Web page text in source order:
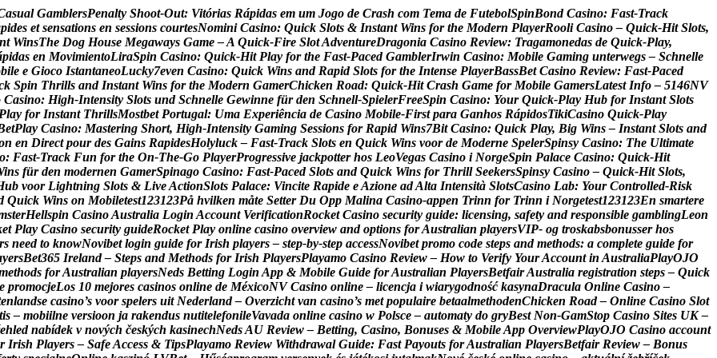
asual GamblersPenalty Shoot-Out: Vitórias Rápidas em um Jogo de Crash com Tema de FutebolSpinBond Casino: Fast‑Track
pides et sensations en sessions courtesNomini Casino: Quick Slots & Instant Wins for the Modern PlayerRooli Casino – Quick‑Hit Slots,
nt WinsThe Dog House Megaways Game –A Quick‑Fire SlotAdventureDragonia Casino Review: Tragamonedas de Quick‑Play,
pidas en MovimientoLiraSpin Casino: Quick‑Hit Play for the Fast‑Paced GamblerIrwin Casino: Mobile Gaming unterwegs – Schnelle
bile e Gioco IstantaneoLucky7even Casino: Quick Wins and Rapid Slots for the Intense PlayerBassBet Casino Review: Fast‑Paced
k Spin Thrills and Instant Wins for the Modern GamerChicken Road: Quick‑Hit Crash Game for Mobile GamersLatest Info – 5146NV
Casino: High‑Intensity Slots und Schnelle Gewinne für den Schnell‑SpielerFreeSpin Casino: Your Quick‑Play Hub for Instant Slots
Play for Instant ThrillsMostbet Portugal: Uma Experiência de Casino Mobile‑First para Ganhos RápidosTikiCasino Quick‑Play
etPlay Casino: Mastering Short, High‑Intensity Gaming Sessions for Rapid Wins7Bit Casino: Quick Play, Big Wins – Instant Slots and
n en Direct pour des Gains RapidesHolyluck – Fast‑Track Slots en Quick Wins voor de Moderne SpelerSpinsy Casino: The Ultimate
o: Fast‑Track Fun for the On‑The‑Go PlayerProgressive jackpotter hos LeoVegas Casino i NorgeSpin Palace Casino: Quick‑Hit
ins für den modernen GamerSpinago Casino: Fast‑Paced Slots and Quick Wins for Thrill SeekersSpinsy Casino – Quick‑Hit Slots,
ub voor Lightning Slots & LiveActionSlots Palace: Vincite Rapide eAzione adAlta Intensità SlotsCasino Lab: Your Controlled‑Risk
Quick Wins on Mobiletest123123På hvilken måte Setter Du Opp Malina Casino-appen Trinn for Trinn i Norgetest123123En smartere
sterHellspin CasinoAustralia Login Account VerificationRocket Casino security guide: licensing, safety and responsible gamblingLeon
et Play Casino security guideRocket Play online casino overview and options forAustralian playersVIP- og troskabsbonusser hos
rs need to knowNovibet login guide for Irish players – step‑by‑step accessNovibet promo code steps and methods: a complete guide for
yersBet365 Ireland – Steps and Methods for Irish PlayersPlayamo Casino Review – How to Verify YourAccount in AustraliaPlayOJO
ethods forAustralian playersNeds Betting Login App & Mobile Guide forAustralian PlayersBetfairAustralia registration steps – Quick
e promocjeLos 10 mejores casinos online de MéxicoNV Casino online – licencja i wiarygodność kasynaDracula Online Casino –
enlandse casino’s voor spelers uit Nederland – Overzicht van casino’s met populaire betaalmethodenChicken Road – Online Casino Slot
tis – mobiilne versioon ja rakendus nutitelefonileVavada online casino w Polsce – automaty do gryBest Non-GamStop Casino Sites UK –
ehled nabídek v nových českých kasinechNedsAU Review – Betting, Casino, Bonuses & MobileApp OverviewPlayOJO Casino account
r Irish Players – SafeAccess & TipsPlayamo Review Withdrawal Guide: Fast Payouts forAustralian PlayersBetfair Review – Bonus